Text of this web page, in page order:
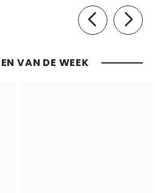
VAN DE WEEK